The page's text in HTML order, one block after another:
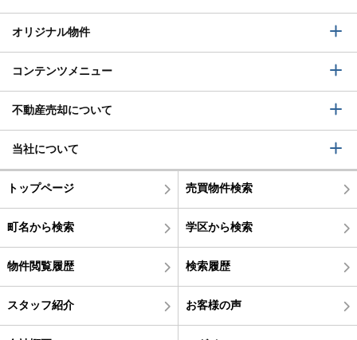
オリジナル物件
コンテンツメニュー
不動産売却について
当社について
トップページ 売買物件検索
町名から検索 学区から検索
物件閲覧履歴 検索履歴
スタッフ紹介 お客様の声